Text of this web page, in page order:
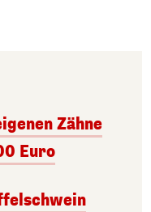
Zähne
Euro